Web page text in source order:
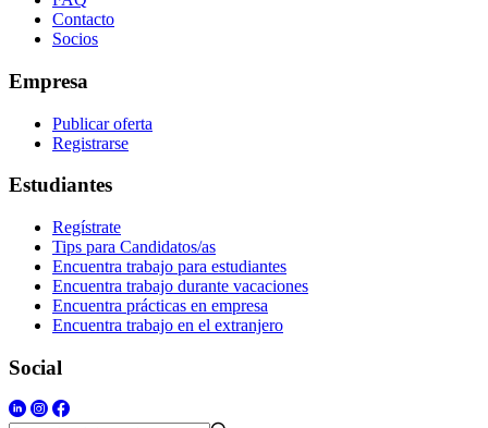
Contacto
Socios
Empresa
Publicar oferta
Registrarse
Estudiantes
Regístrate
Tips para Candidatos/as
Encuentra trabajo para estudiantes
Encuentra trabajo durante vacaciones
Encuentra prácticas en empresa
Encuentra trabajo en el extranjero
Social